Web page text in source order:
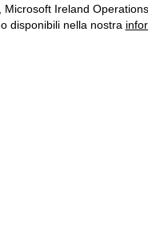
Ireland
disponibili nella nostra